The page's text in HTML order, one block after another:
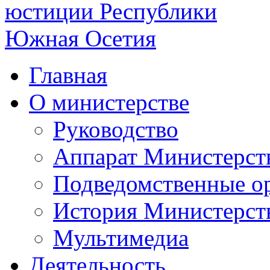
Главная
О министерстве
Руководство
Аппарат
Подведомственные
История
Мультимедиа
Деятельность